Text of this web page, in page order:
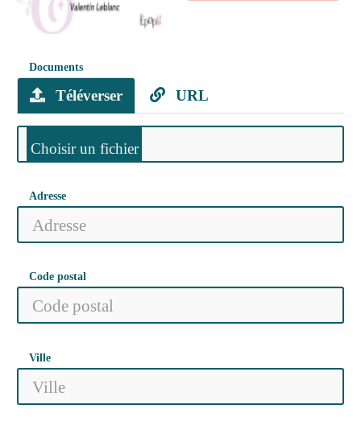
Documents
Téléverser URL
Adresse
Code postal
Ville